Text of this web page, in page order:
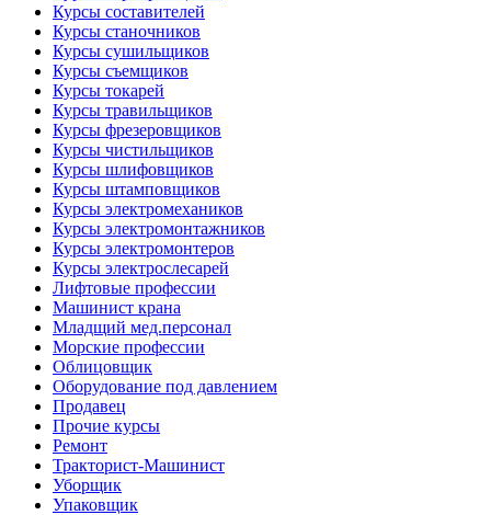
Курсы составителей
Курсы станочников
Курсы сушильщиков
Курсы съемщиков
Курсы токарей
Курсы травильщиков
Курсы фрезеровщиков
Курсы чистильщиков
Курсы шлифовщиков
Курсы штамповщиков
Курсы электромехаников
Курсы электромонтажников
Курсы электромонтеров
Курсы электрослесарей
Лифтовые профессии
Машинист крана
Младщий мед.персонал
Морские профессии
Облицовщик
Оборудование под давлением
Продавец
Прочие курсы
Ремонт
Тракторист-Машинист
Уборщик
Упаковщик